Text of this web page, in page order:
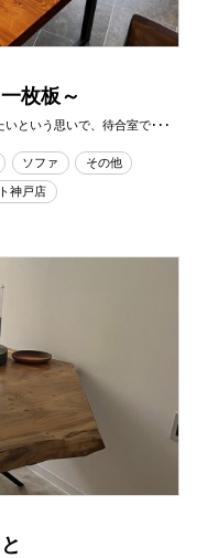
枚板～
という思いで、待合室で･･･
ソファ
その他
神戸店